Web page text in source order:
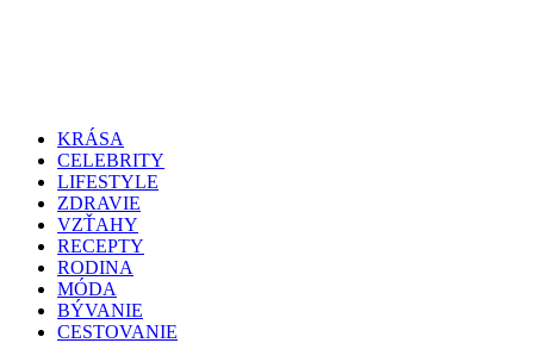
KRÁSA
CELEBRITY
LIFESTYLE
ZDRAVIE
VZŤAHY
RECEPTY
RODINA
MÓDA
BÝVANIE
CESTOVANIE